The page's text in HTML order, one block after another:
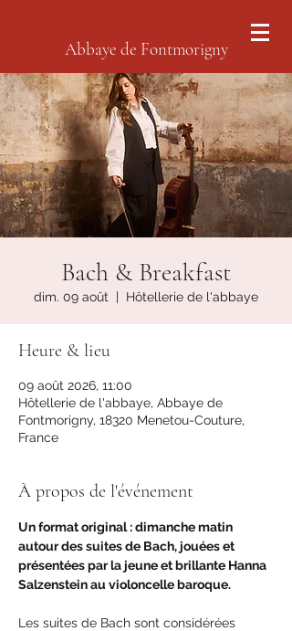
Abbaye de Fontmorigny
Bach & Breakfast
dim. 09 août
  |
Hôtellerie de l'abbaye
Heure & lieu
09 août 2026, 11:00
Hôtellerie de l'abbaye, Abbaye de
Fontmorigny, 18320 Menetou-Couture,
France
À propos de l'événement
Un format original : dimanche matin
autour des suites de Bach, jouées et
présentées par la jeune et brillante Hanna
Salzenstein au violoncelle baroque.
Les suites de Bach sont considérées